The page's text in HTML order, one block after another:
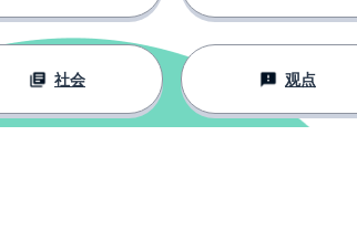
社会 观点